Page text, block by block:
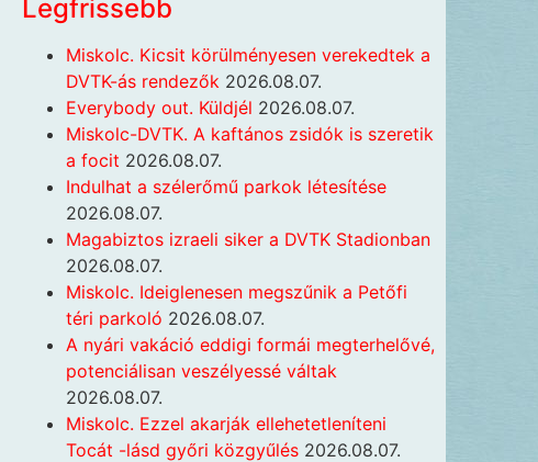
Legfrissebb
Miskolc. Kicsit körülményesen verekedtek a
DVTK-ás rendezők 2026.08.07.
Everybody out. Küldjél 2026.08.07.
Miskolc-DVTK. A kaftános zsidók is szeretik
a focit 2026.08.07.
Indulhat a szélerőmű parkok létesítése
2026.08.07.
Magabiztos izraeli siker a DVTK Stadionban
2026.08.07.
Miskolc. Ideiglenesen megszűnik a Petőfi
téri parkoló 2026.08.07.
A nyári vakáció eddigi formái megterhelővé,
potenciálisan veszélyessé váltak
2026.08.07.
Miskolc. Ezzel akarják ellehetetleníteni
Tocát -lásd győri közgyűlés 2026.08.07.